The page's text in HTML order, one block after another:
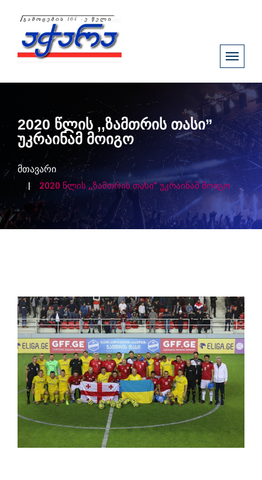
2020 წლის ,,ზამთრის თასი”
უკრაინამ მოიგო
მთავარი
2020 წლის ,,ზამთრის თასი” უკრაინამ მოიგო